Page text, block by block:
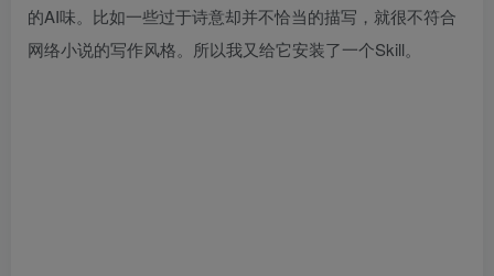
的AI味。比如一些过于诗意却并不恰当的描写，就很不符合
网络小说的写作风格。所以我又给它安装了一个Skill。